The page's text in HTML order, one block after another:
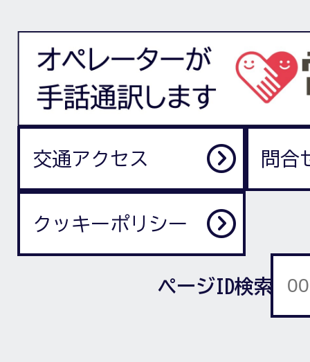
交通アクセス 問合
クッキーポリシー
ページID検索